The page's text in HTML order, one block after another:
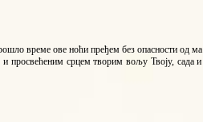
време ове ноћи пређем без опасности од ма
просвећеним срцем творим вољу Твоју, сада и